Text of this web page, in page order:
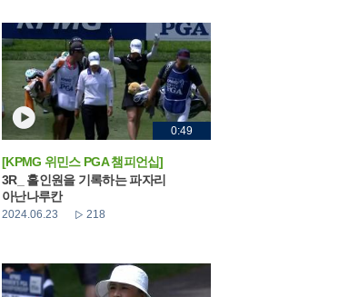
0:49
[KPMG 위민스 PGA 챔피언십]
3R_ 홀인원을 기록하는 파자리
아난나루칸
2024.06.23 218